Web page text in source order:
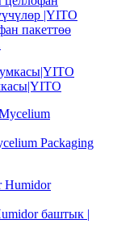
пакеттөө
Packaging
баштык |